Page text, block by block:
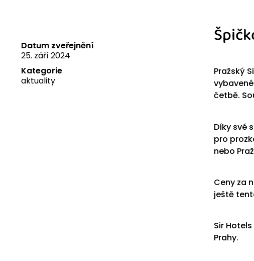
Datum zveřejnění
25. září 2024
Kategorie
aktuality
Pražský
četbě.
Díky své
pro
nebo
Ceny za
ještě
Sir
Prahy.